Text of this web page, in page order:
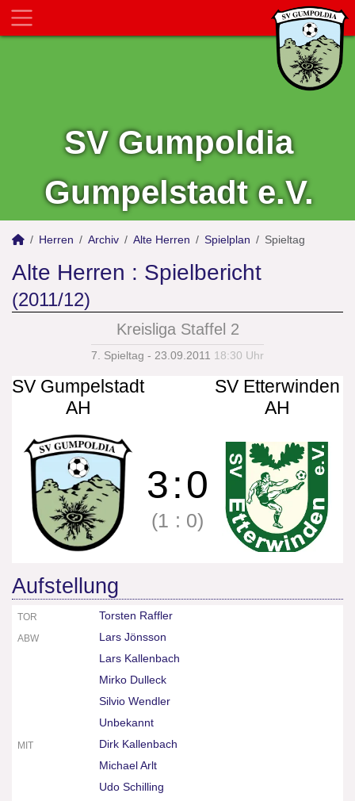
SV Gumpoldia
Gumpelstadt e.V.
Herren Archiv Alte Herren Spielplan Spieltag
Alte Herren : Spielbericht
(2011/12)
Kreisliga Staffel 2
7. Spieltag - 23.09.2011 18:30 Uhr
SV Gumpelstadt
AH
SV Etterwinden
AH
3:0
(1 : 0)
Aufstellung
TOR Torsten Raffler
ABW
Lars Jönsson
Lars Kallenbach
Mirko Dulleck
Silvio Wendler
Unbekannt
MIT
Dirk Kallenbach
Michael Arlt
Udo Schilling